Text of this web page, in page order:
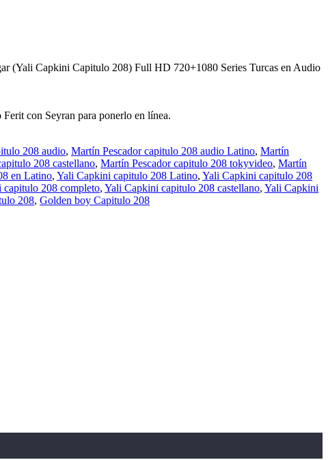
(Yali Capkini Capitulo 208) Full HD 720+1080 Series Turcas en Audio
con Seyran para ponerlo en línea.
208 audio, Martín Pescador capitulo 208 audio Latino, Martín
208 castellano, Martín Pescador capitulo 208 tokyvideo, Martín
en Latino, Yali Capkini capitulo 208 Latino, Yali Capkini capitulo 208
208 completo, Yali Capkini capitulo 208 castellano, Yali Capkini
208, Golden boy Capitulo 208